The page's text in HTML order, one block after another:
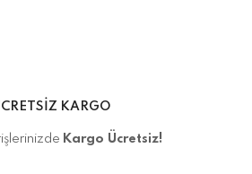
KARGO
Kargo Ücretsiz!